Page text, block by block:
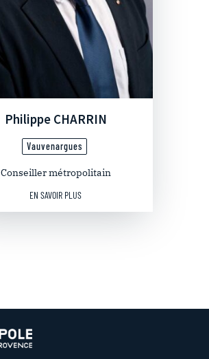
Philippe CHARRIN
Vauvenargues
Conseiller métropolitain
EN SAVOIR PLUS